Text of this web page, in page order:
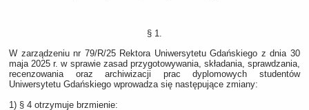
§ 1.
W zarządzeniu nr 79/R/25 Rektora Uniwersytetu Gdańskiego z dnia 30
maja 2025 r. w sprawie zasad przygotowywania, składania, sprawdzania,
recenzowania oraz archiwizacji prac dyplomowych studentów
Uniwersytetu Gdańskiego wprowadza się następujące zmiany:
1) § 4 otrzymuje brzmienie: